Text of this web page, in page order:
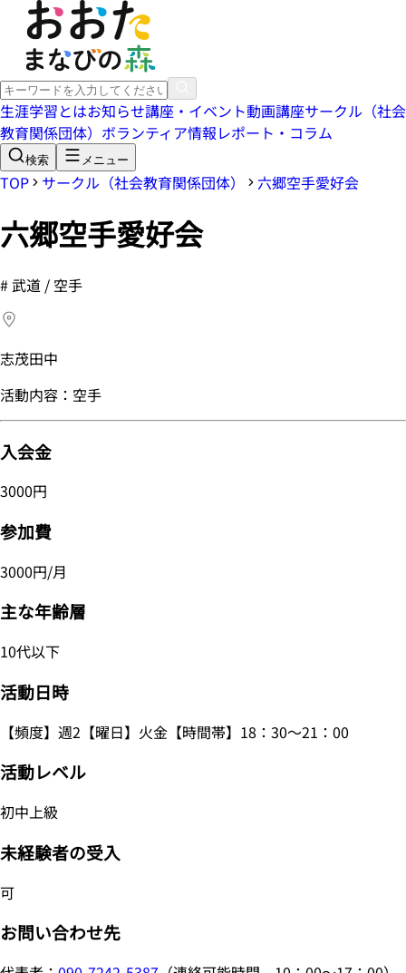
生涯学習とはお知らせ講座・イベント動画講座サークル（社会
教育関係団体） ボランティア情報レポート・コラム
検索 メニュー
TOP サークル（社会教育関係団体） 六郷空手愛好会
六郷空手愛好会
# 武道 / 空手
志茂田中
活動内容：空手
入会金
3000円
参加費
3000円/月
主な年齢層
10代以下
活動日時
【頻度】週2【曜日】火金【時間帯】18：30～21：00
活動レベル
初中上級
未経験者の受入
可
お問い合わせ先